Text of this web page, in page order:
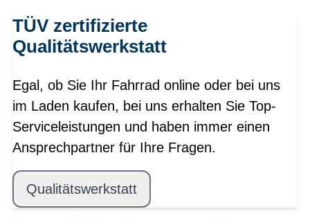
TÜV zertifizierte
Qualitätswerkstatt
Egal, ob Sie Ihr Fahrrad online oder bei uns
im Laden kaufen, bei uns erhalten Sie Top-
Serviceleistungen und haben immer einen
Ansprechpartner für Ihre Fragen.
Qualitätswerkstatt